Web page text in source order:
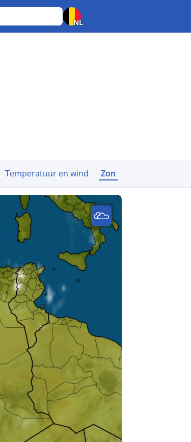
NL
Temperatuur en wind Zon